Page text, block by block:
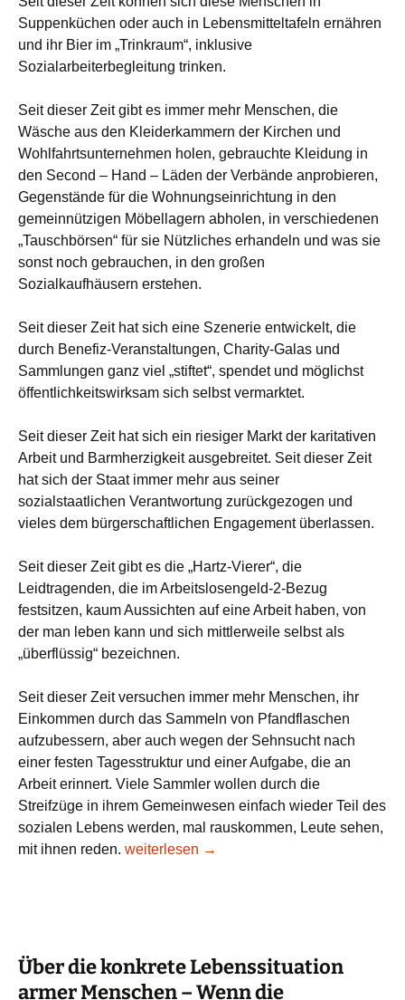
Suppenküchen oder auch in Lebensmitteltafeln ernähren
und ihr Bier im „Trinkraum“, inklusive
Sozialarbeiterbegleitung trinken.
Seit dieser Zeit gibt es immer mehr Menschen, die
Wäsche aus den Kleiderkammern der Kirchen und
Wohlfahrtsunternehmen holen, gebrauchte Kleidung in
den Second – Hand – Läden der Verbände anprobieren,
Gegenstände für die Wohnungseinrichtung in den
gemeinnützigen Möbellagern abholen, in verschiedenen
„Tauschbörsen“ für sie Nützliches erhandeln und was sie
sonst noch gebrauchen, in den großen
Sozialkaufhäusern erstehen.
Seit dieser Zeit hat sich eine Szenerie entwickelt, die
durch Benefiz-Veranstaltungen, Charity-Galas und
Sammlungen ganz viel „stiftet“, spendet und möglichst
öffentlichkeitswirksam sich selbst vermarktet.
Seit dieser Zeit hat sich ein riesiger Markt der karitativen
Arbeit und Barmherzigkeit ausgebreitet. Seit dieser Zeit
hat sich der Staat immer mehr aus seiner
sozialstaatlichen Verantwortung zurückgezogen und
vieles dem bürgerschaftlichen Engagement überlassen.
Seit dieser Zeit gibt es die „Hartz-Vierer“, die
Leidtragenden, die im Arbeitslosengeld-2-Bezug
festsitzen, kaum Aussichten auf eine Arbeit haben, von
der man leben kann und sich mittlerweile selbst als
„überflüssig“ bezeichnen.
Seit dieser Zeit versuchen immer mehr Menschen, ihr
Einkommen durch das Sammeln von Pfandflaschen
aufzubessern, aber auch wegen der Sehnsucht nach
einer festen Tagesstruktur und einer Aufgabe, die an
Arbeit erinnert. Viele Sammler wollen durch die
Streifzüge in ihrem Gemeinwesen einfach wieder Teil des
sozialen Lebens werden, mal rauskommen, Leute sehen,
mit ihnen reden. Zur konkreten Lebenssituation armer
weiterlesen →
Über die konkrete Lebenssituation
armer Menschen – Wenn die